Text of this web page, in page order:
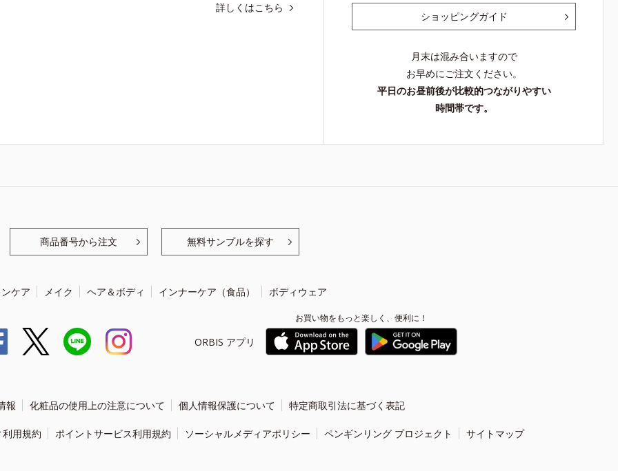
詳しくはこちら
ショッピングガイド
月末は混み合いますので
お早めにご注文ください。
平日のお昼前後が比較的つながりやすい
時間帯です。
商品番号から注文 無料サンプルを探す
ケア メイク ヘア＆ボディ インナーケア（食品） ボディウェア
ORBIS アプリ
お買い物をもっと楽しく、便利に！
報 化粧品の使用上の注意について 個人情報保護について 特定商取引法に基づく表記
用規約 ポイントサービス利用規約 ソーシャルメディアポリシー ペンギンリング プロジェクト サイトマップ